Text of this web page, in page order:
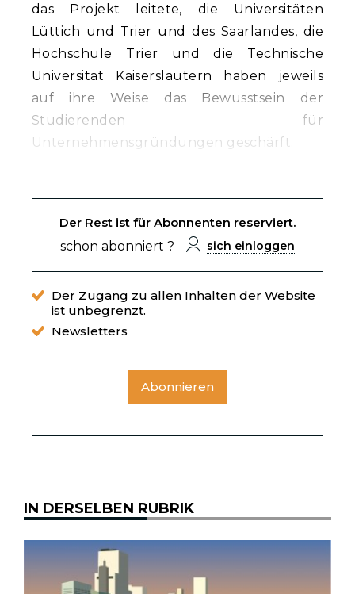
das Projekt leitete, die Universitäten
Lüttich und Trier und des Saarlandes, die
Hochschule Trier und die Technische
Universität Kaiserslautern haben jeweils
auf ihre Weise das Bewusstsein der
Studierenden für
Unternehmensgründungen geschärft.
Der Rest ist für Abonnenten reserviert.
schon abonniert ?
sich einloggen
Der Zugang zu allen Inhalten der Website
ist unbegrenzt.
Newsletters
Abonnieren
IN DERSELBEN RUBRIK